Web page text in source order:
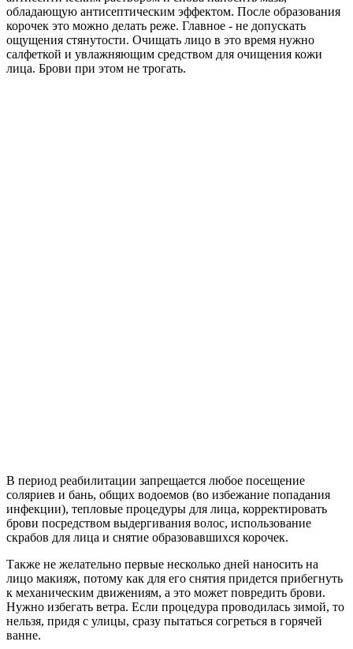
обладающую антисептическим эффектом. После образования
корочек это можно делать реже. Главное - не допускать
ощущения стянутости. Очищать лицо в это время нужно
салфеткой и увлажняющим средством для очищения кожи
лица. Брови при этом не трогать.
В период реабилитации запрещается любое посещение
соляриев и бань, общих водоемов (во избежание попадания
инфекции), тепловые процедуры для лица, корректировать
брови посредством выдергивания волос, использование
скрабов для лица и снятие образовавшихся корочек.
Также не желательно первые несколько дней наносить на
лицо макияж, потому как для его снятия придется прибегнуть
к механическим движениям, а это может повредить брови.
Нужно избегать ветра. Если процедура проводилась зимой, то
нельзя, придя с улицы, сразу пытаться согреться в горячей
ванне.